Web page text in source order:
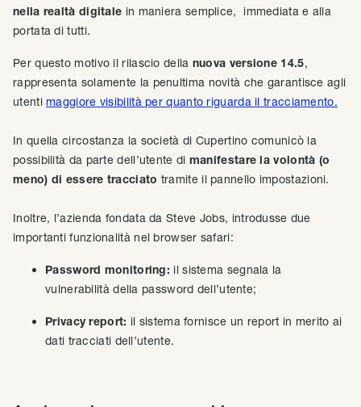
nella realtà digitale in maniera semplice, immediata e alla
portata di tutti.
Per questo motivo il rilascio della nuova versione 14.5,
rappresenta solamente la penultima novità che garantisce agli
utentimaggiore visibilità per quanto riguarda il tracciamento.
In quella circostanza la società di Cupertino comunicò la
possibilità da parte dell’utente di manifestare la volontà (o
meno) di essere tracciato tramite il pannello impostazioni.
Inoltre, l’azienda fondata da Steve Jobs, introdusse due
importanti funzionalità nel browser safari:
Password monitoring: il sistema segnala la
vulnerabilità della password dell’utente;
Privacy report: il sistema fornisce un report in merito ai
dati tracciati dell’utente.